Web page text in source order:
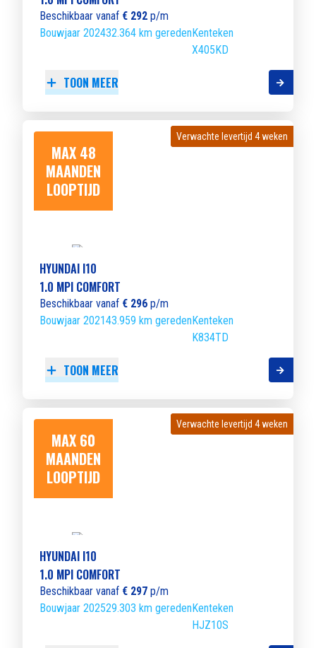
Beschikbaar vanaf € 292 p/m
Bouwjaar 202432.364 km geredenKenteken
X405KD
TOON MEER
MAX 48
MAANDEN
LOOPTIJD
Verwachte levertijd 4 weken
Verwachte levertijd 4 weken
HYUNDAI I10
1.0 MPI COMFORT
Beschikbaar vanaf € 296 p/m
Bouwjaar 202143.959 km geredenKenteken
K834TD
TOON MEER
MAX 60
MAANDEN
LOOPTIJD
Verwachte levertijd 4 weken
Verwachte levertijd 4 weken
HYUNDAI I10
1.0 MPI COMFORT
Beschikbaar vanaf € 297 p/m
Bouwjaar 202529.303 km geredenKenteken
HJZ10S